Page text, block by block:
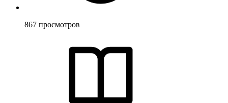
867 просмотров